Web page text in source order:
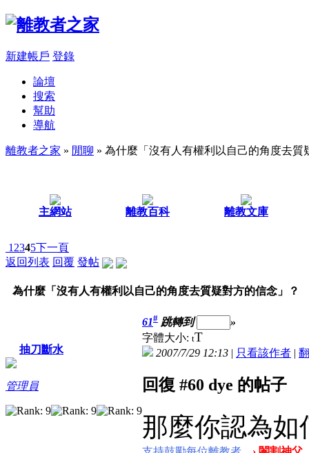
新建帳戶 登錄
論壇
搜索
幫助
導航
離教者之家 » 閒聊 » 為什麼「沒有人有權利以自己的角度去質
主網站 離教百科 離教文庫
1 2345下一頁
返回列表 回覆 發帖
為什麼「沒有人有權利以自己的角度去質疑對方的信念」？
抽刀斷水
管理員
61# 跳轉到
»
字體大小: tT
2007/7/29 12:13 | 只看該作者 |
回復 #60 dye 的帖子
那麼你認為如